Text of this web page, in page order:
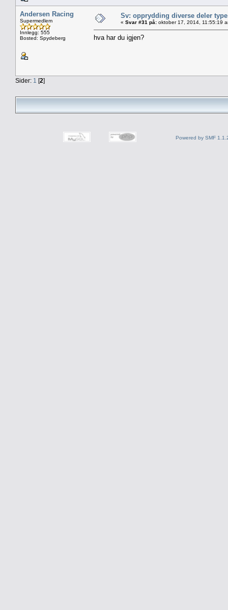
Andersen Racing
Supermedlem
Innlegg: 555
Bosted: Spydeberg
Sv: opprydding diverse deler
« Svar #31 på: oktober 17, 2014, 11:55:19
hva har du igjen?
Sider: 1 [2]
Powered by SMF